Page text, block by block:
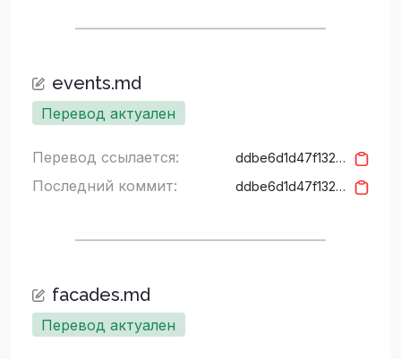
events.md
Перевод актуален
Перевод ссылается: ddbe6d1d47f132f1956c983686d894fae4abb00c
Последний коммит: ddbe6d1d47f132f1956c983686d894fae4abb00c
facades.md
Перевод актуален